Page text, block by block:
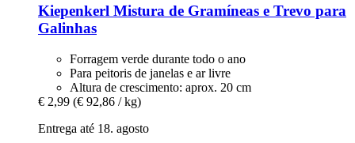
Kiepenkerl Mistura de Gramíneas e Trevo para
Galinhas
Forragem verde durante todo o ano
Para peitoris de janelas e ar livre
Altura de crescimento: aprox. 20 cm
€ 2,99 (€ 92,86 / kg)
Entrega até 18. agosto